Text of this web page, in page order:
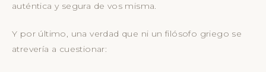
auténtica y segura de vos misma.
Y por último, una verdad que ni un filósofo griego se
atrevería a cuestionar: